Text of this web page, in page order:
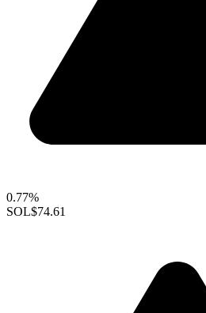
0.77%
SOL$74.61